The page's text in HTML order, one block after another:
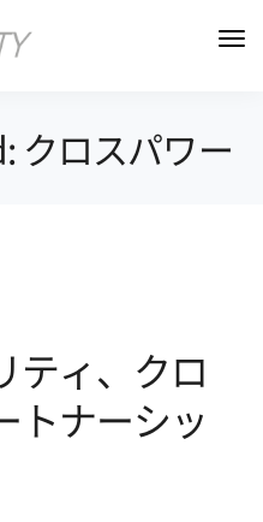
クロスパワー
ティ、クロ
トナーシッ